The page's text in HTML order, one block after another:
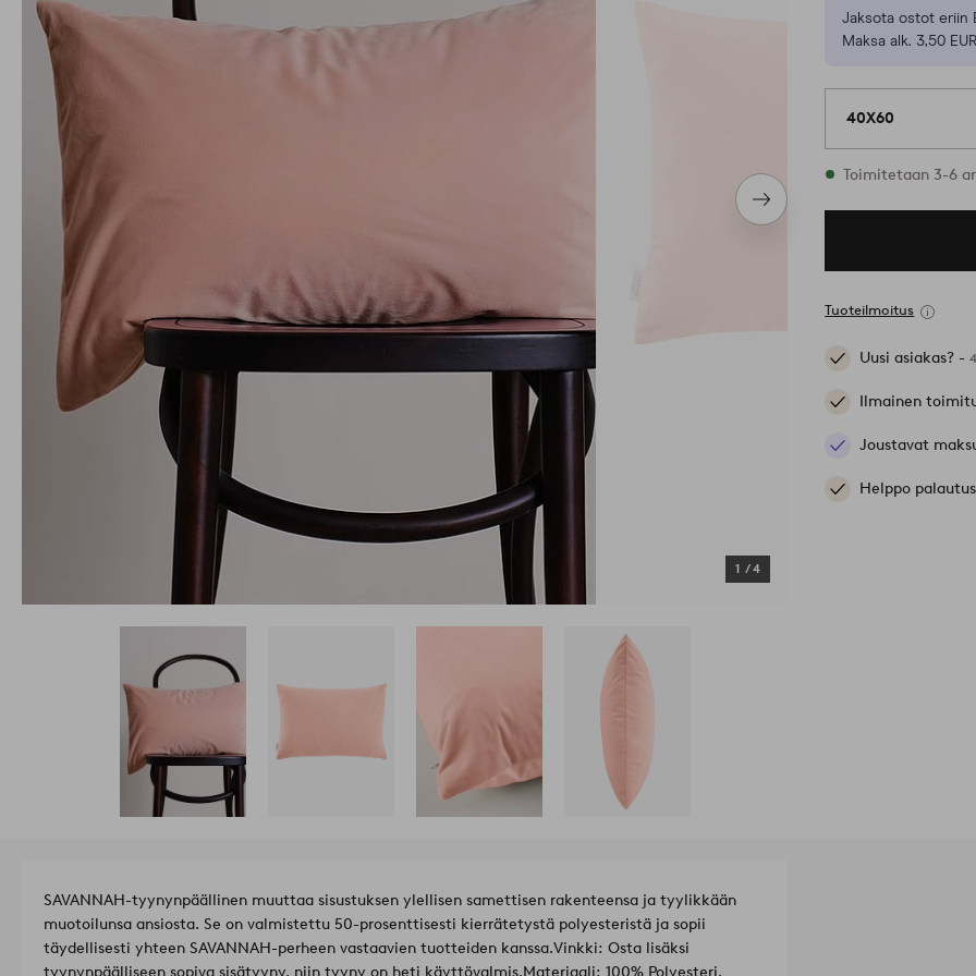
Seuraava
tuote
1 /4
Jaksota ostot eriin
Maksa alk. 3,50
40X60
Varastossa
Toimitetaan 3-6
Tuoteilmoitus
Uusi asiakas? -
Ilmainen
Joustavat
Helppo
SAVANNAH-tyynynpäällinen muuttaa sisustuksen ylellisen samettisen rakenteensa ja tyylikkään
muotoilunsa ansiosta. Se on valmistettu 50-prosenttisesti kierrätetystä polyesteristä ja sopii
täydellisesti yhteen SAVANNAH-perheen vastaavien tuotteiden kanssa.Vinkki: Osta lisäksi
tyynynpäälliseen sopiva sisätyyny, niin tyyny on heti käyttövalmis.
Materiaali: 100% Polyesteri.